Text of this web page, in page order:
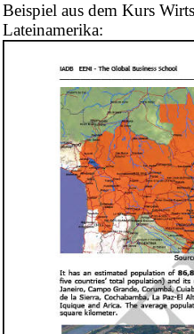
Beispiel aus dem Kurs
Lateinamerika: